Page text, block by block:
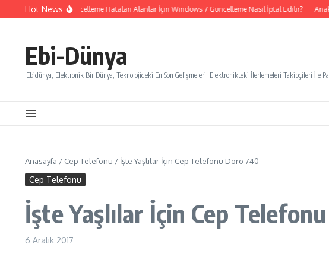
İçeriğe atlaHot News
Windows 7 Güncelleme Hataları Alanlar İçin Windows 7 Güncelleme Nasıl İptal Edilir?
Ebi-Dünya
Ebidünya, Elektronik Bir Dünya, Teknolojideki En Son Gelişmeleri, Elektronikteki İlerlemeleri Takipçileri İle
Anasayfa / Cep Telefonu / İşte Yaşlılar İçin Cep Telefonu Doro 740
Cep Telefonu
İşte Yaşlılar İçin Cep
6 Aralık 2017